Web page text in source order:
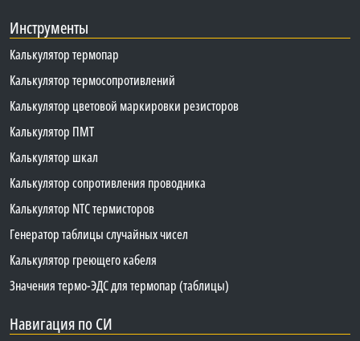
Инструменты
Калькулятор термопар
Калькулятор термосопротивлений
Калькулятор цветовой маркировки резисторов
Калькулятор ПМТ
Калькулятор шкал
Калькулятор сопротивления проводника
Калькулятор NTC термисторов
Генератор таблицы случайных чисел
Калькулятор греющего кабеля
Значения термо-ЭДС для термопар (таблицы)
Навигация по СИ